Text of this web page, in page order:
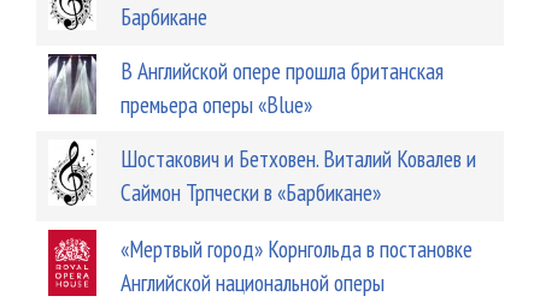
Барбикане
В Английской опере прошла британская
премьера оперы «Blue»
Шостакович и Бетховен. Виталий Ковалев и
Саймон Трпчески в «Барбикане»
«Мертвый город» Корнгольда в постановке
Английской национальной оперы